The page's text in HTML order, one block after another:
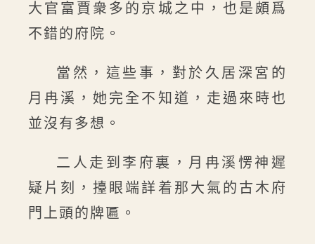
大官富賈衆多的京城之中，也是頗爲
不錯的府院。
當然，這些事，對於久居深宮的
月冉溪，她完全不知道，走過來時也
並沒有多想。
二人走到李府裏，月冉溪愣神遲
疑片刻，擡眼端詳着那大氣的古木府
門上頭的牌匾。